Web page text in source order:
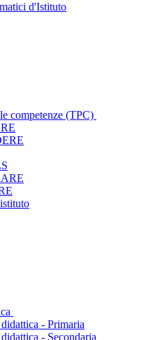
d'Istituto
competenze (TPC)
- Primaria
- Secondaria